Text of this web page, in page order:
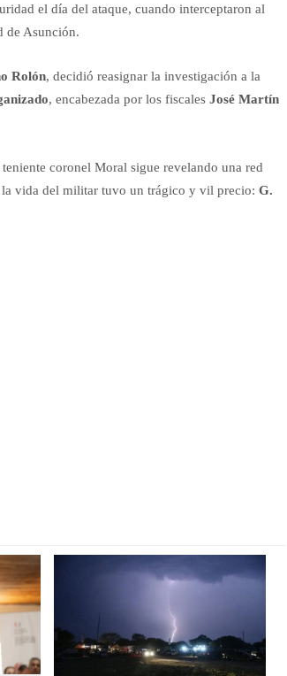
el día del ataque, cuando interceptaron al
de Asunción.
Rolón, decidió reasignar la investigación a la
, encabezada por los fiscales José Martín
coronel Moral sigue revelando una red
vida del militar tuvo un trágico y vil precio: G.